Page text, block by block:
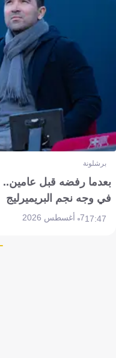
برشلونة
بعدما رفضه قبل عامين..
في وجه نجم البريميرليج
17:477 أغسطس 2026